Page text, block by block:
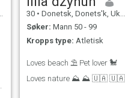
30 • Donetsk, Donets'k, Ukraina
Søker: Mann 50 - 99
Kropps type: Atletisk
Loves beach ⛱️ Pet lover 🐩
Loves nature ⛰️ ⛰️ 🇺🇦 🇺🇦